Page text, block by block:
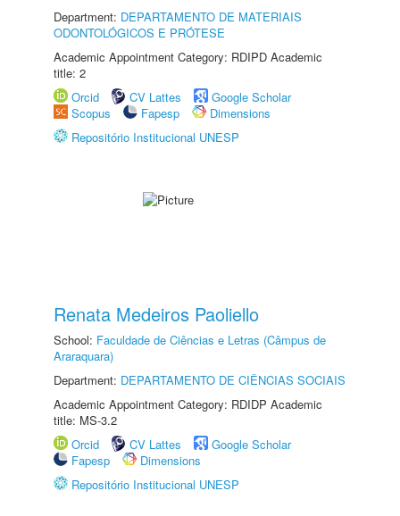
Department: DEPARTAMENTO DE MATERIAIS
ODONTOLÓGICOS E PRÓTESE
Academic Appointment Category: RDIPD Academic
title: 2
Orcid
CV Lattes
Google Scholar
Scopus
Fapesp
Dimensions
Repositório Institucional UNESP
Renata Medeiros Paoliello
School: Faculdade de Ciências e Letras (Câmpus de
Araraquara)
Department: DEPARTAMENTO DE CIÊNCIAS SOCIAIS
Academic Appointment Category: RDIDP Academic
title: MS-3.2
Orcid
CV Lattes
Google Scholar
Fapesp
Dimensions
Repositório Institucional UNESP